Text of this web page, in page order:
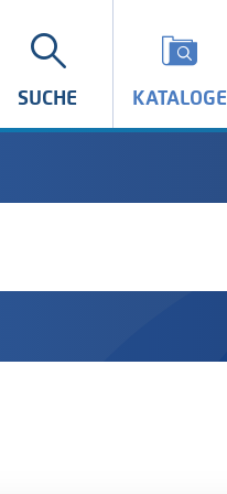
SUCHE KATALOGE